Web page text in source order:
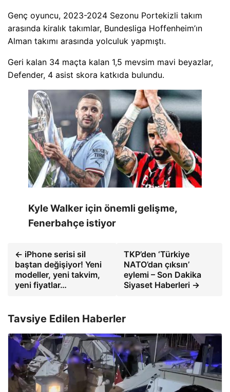
Genç oyuncu, 2023-2024 Sezonu Portekizli takım
arasında kiralık takımlar, Bundesliga Hoffenheim’ın
Alman takımı arasında yolculuk yapmıştı.
Geri kalan 34 maçta kalan 1,5 mevsim mavi beyazlar,
Defender, 4 asist skora katkıda bulundu.
Kyle Walker için önemli gelişme,
Fenerbahçe istiyor
← iPhone serisi sil
baştan değişiyor! Yeni
modeller, yeni takvim,
yeni fiyatlar…
TKP’den ‘Türkiye
NATO’dan çıksın’
eylemi – Son Dakika
Siyaset Haberleri →
Tavsiye Edilen Haberler